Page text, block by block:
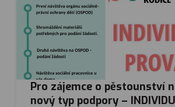
Pro zájemce o pěstounství
nový typ podpory –